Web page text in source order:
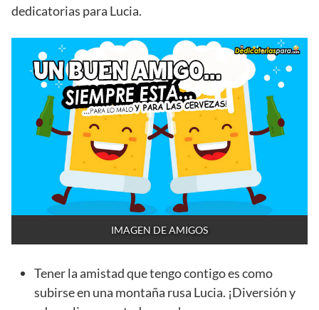
dedicatorias para Lucia.
IMAGEN DE AMIGOS
Tener la amistad que tengo contigo es como
subirse en una montaña rusa Lucia. ¡Diversión y